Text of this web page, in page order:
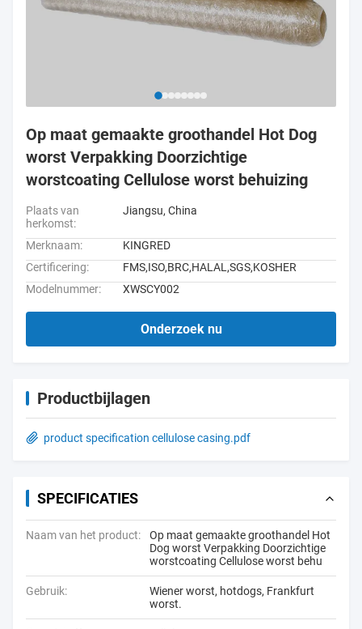
Op maat gemaakte groothandel Hot Dog
worst Verpakking Doorzichtige
worstcoating Cellulose worst behuizing
Plaats van
herkomst:
Jiangsu, China
Merknaam:
KINGRED
Certificering:
FMS,ISO,BRC,HALAL,SGS,KOSHER
Modelnummer:
XWSCY002
Onderzoek nu
Productbijlagen
product specification cellulose casing.pdf
SPECIFICATIES
Naam van het product:
Op maat gemaakte groothandel Hot
Dog worst Verpakking Doorzichtige
worstcoating Cellulose worst behu
Gebruik:
Wiener worst, hotdogs, Frankfurt
worst.